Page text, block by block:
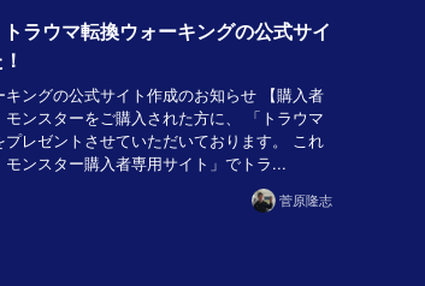
トラウマ転換ウォーキングの公式サイ
キングの公式サイト作成のお知らせ 【購入者
ンスターをご購入された方に、 「トラウマ
レゼントさせていただいております。 これ
モンスター購入者専用サイト」でトラ...
菅原隆志